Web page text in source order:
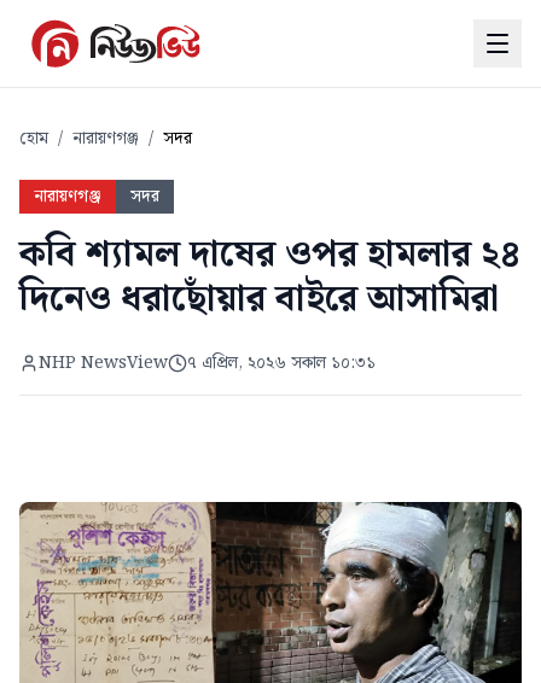
হোম / নারায়ণগঞ্জ / সদর
নারায়ণগঞ্জ সদর
কবি শ্যামল দাষের ওপর হামলার ২৪
দিনেও ধরাছোঁয়ার বাইরে আসামিরা
NHP NewsView ৭ এপ্রিল, ২০২৬ সকাল ১০:৩১